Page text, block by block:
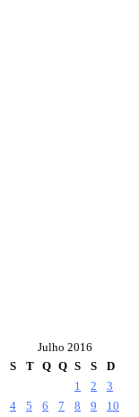
Julho 2016
S
T Q Q S S
D
1
2
3
4
5 6 7 8 9
10